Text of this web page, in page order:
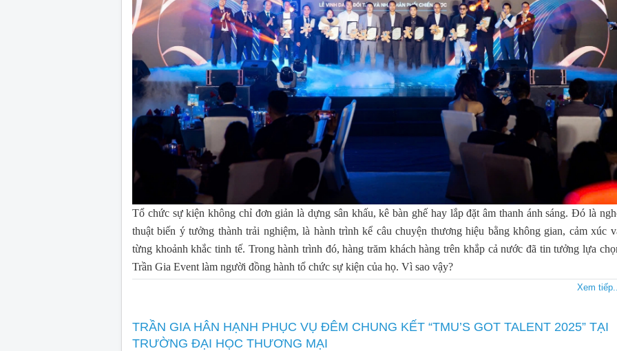
Tổ chức sự kiện không chỉ đơn giản là dựng sân khấu, kê bàn ghế hay lắp đặt âm thanh ánh sáng. Đó là
thuật biến ý tưởng thành trải nghiệm, là hành trình kể câu chuyện thương hiệu bằng không gian, cảm xúc
từng khoảnh khắc tinh tế. Trong hành trình đó, hàng trăm khách hàng trên khắp cả nước đã tin tưởng lựa
Trần Gia Event làm người đồng hành tổ chức sự kiện của họ. Vì sao vậy?
Xem
TRẦN GIA HÂN HẠNH PHỤC VỤ ĐÊM CHUNG KẾT “TMU’S GOT TALENT 2025” TẠI
TRƯỜNG ĐẠI HỌC THƯƠNG MẠI